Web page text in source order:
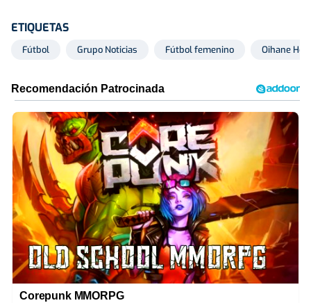
ETIQUETAS
Fútbol Grupo Noticias Fútbol femenino Oihane
Corepunk MMORPG